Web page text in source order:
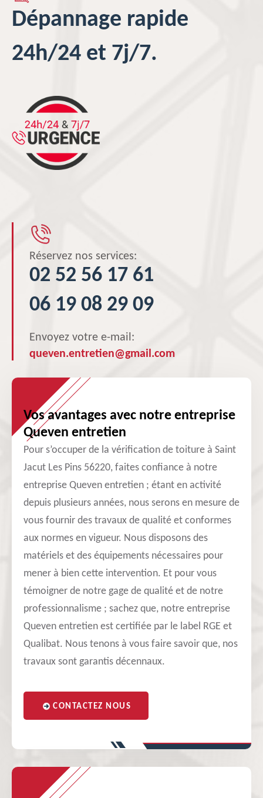
Dépannage rapide
24h/24 et 7j/7.
Réservez nos services:
02 52 56 17 61
06 19 08 29 09
Envoyez votre e-mail:
queven.entretien@gmail.com
Vos avantages avec notre entreprise
Queven entretien
Pour s’occuper de la vérification de toiture à Saint
Jacut Les Pins 56220, faites confiance à notre
entreprise Queven entretien ; étant en activité
depuis plusieurs années, nous serons en mesure de
vous fournir des travaux de qualité et conformes
aux normes en vigueur. Nous disposons des
matériels et des équipements nécessaires pour
mener à bien cette intervention. Et pour vous
témoigner de notre gage de qualité et de notre
professionnalisme ; sachez que, notre entreprise
Queven entretien est certifiée par le label RGE et
Qualibat. Nous tenons à vous faire savoir que, nos
travaux sont garantis décennaux.
CONTACTEZ NOUS